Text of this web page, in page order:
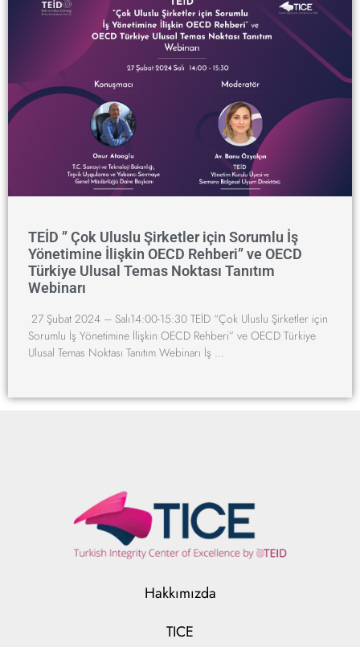
TEİD ” Çok Uluslu Şirketler için Sorumlu İş
Yönetimine İlişkin OECD Rehberi” ve OECD
Türkiye Ulusal Temas Noktası Tanıtım
Webinarı
27 Şubat 2024 – Salı14:00-15:30 TEİD “Çok Uluslu Şirketler için
Sorumlu İş Yönetimine İlişkin OECD Rehberi” ve OECD Türkiye
Ulusal Temas Noktası Tanıtım Webinarı İş …
Hakkımızda
TICE